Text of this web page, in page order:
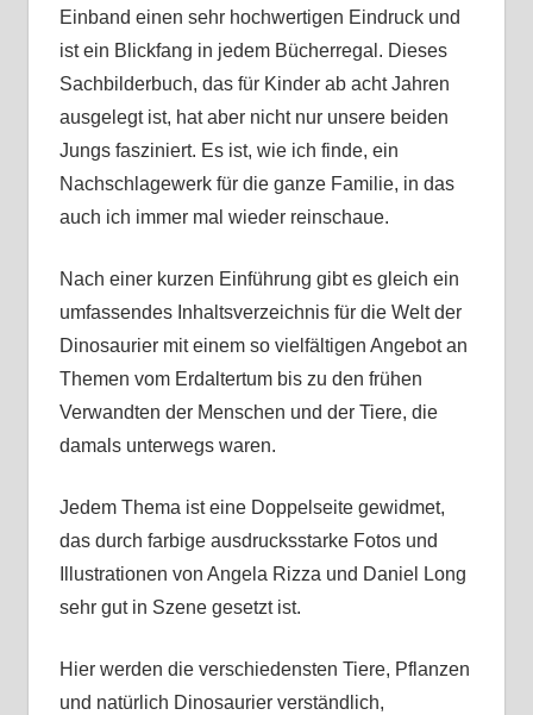
Einband einen sehr hochwertigen Eindruck und
ist ein Blickfang in jedem Bücherregal. Dieses
Sachbilderbuch, das für Kinder ab acht Jahren
ausgelegt ist, hat aber nicht nur unsere beiden
Jungs fasziniert. Es ist, wie ich finde, ein
Nachschlagewerk für die ganze Familie, in das
auch ich immer mal wieder reinschaue.
Nach einer kurzen Einführung gibt es gleich ein
umfassendes Inhaltsverzeichnis für die Welt der
Dinosaurier mit einem so vielfältigen Angebot an
Themen vom Erdaltertum bis zu den frühen
Verwandten der Menschen und der Tiere, die
damals unterwegs waren.
Jedem Thema ist eine Doppelseite gewidmet,
das durch farbige ausdrucksstarke Fotos und
Illustrationen von Angela Rizza und Daniel Long
sehr gut in Szene gesetzt ist.
Hier werden die verschiedensten Tiere, Pflanzen
und natürlich Dinosaurier verständlich,